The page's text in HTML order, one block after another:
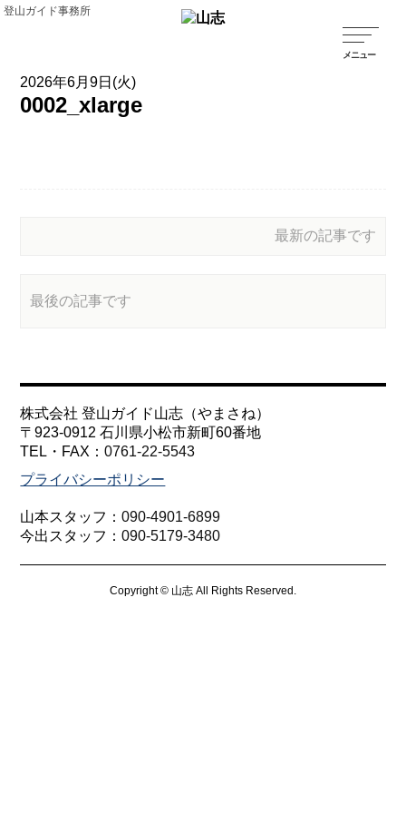
登山ガイド事務所
2026年6月9日(火)
0002_xlarge
最新の記事です
最後の記事です
株式会社 登山ガイド山志（やまさね）
〒923-0912 石川県小松市新町60番地
TEL・FAX：0761-22-5543
プライバシーポリシー
山本スタッフ：090-4901-6899
今出スタッフ：090-5179-3480
Copyright © 山志 All Rights Reserved.